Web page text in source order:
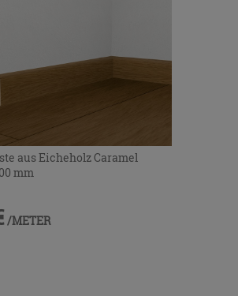
aus Eicheholz Caramel
mm
/METER